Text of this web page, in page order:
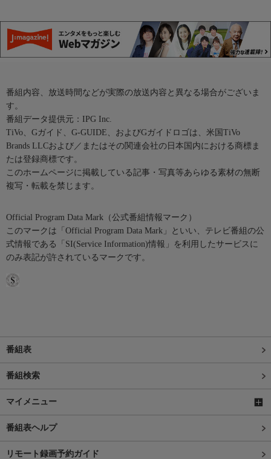
番組内容、放送時間などが実際の放送内容と異なる場合がございま
す。
番組データ提供元：IPG Inc.
TiVo、Gガイド、G-GUIDE、およびGガイドロゴは、米国TiVo
Brands LLCおよび／またはその関連会社の日本国内における商標ま
たは登録商標です。
このホームページに掲載している記事・写真等あらゆる素材の無断
複写・転載を禁じます。
Official Program Data Mark（公式番組情報マーク）
このマークは「Official Program Data Mark」といい、テレビ番組の公
式情報である「SI(Service Information)情報」を利用したサービスに
のみ表記が許されているマークです。
番組表
番組検索
マイメニュー
番組表ヘルプ
リモート録画予約ガイド